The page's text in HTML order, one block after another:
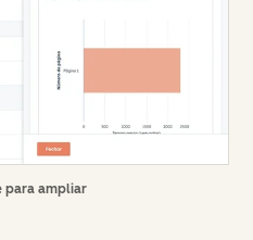
para ampliar